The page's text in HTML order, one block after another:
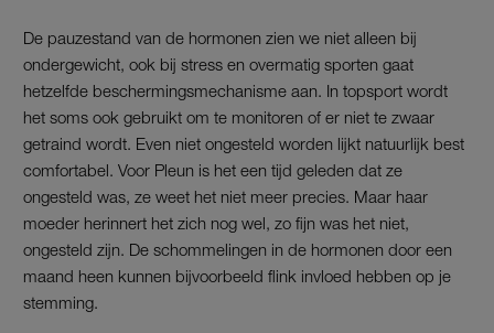
De pauzestand van de hormonen zien we niet alleen bij
ondergewicht, ook bij stress en overmatig sporten gaat
hetzelfde beschermingsmechanisme aan. In topsport wordt
het soms ook gebruikt om te monitoren of er niet te zwaar
getraind wordt. Even niet ongesteld worden lijkt natuurlijk best
comfortabel. Voor Pleun is het een tijd geleden dat ze
ongesteld was, ze weet het niet meer precies. Maar haar
moeder herinnert het zich nog wel, zo fijn was het niet,
ongesteld zijn. De schommelingen in de hormonen door een
maand heen kunnen bijvoorbeeld flink invloed hebben op je
stemming.